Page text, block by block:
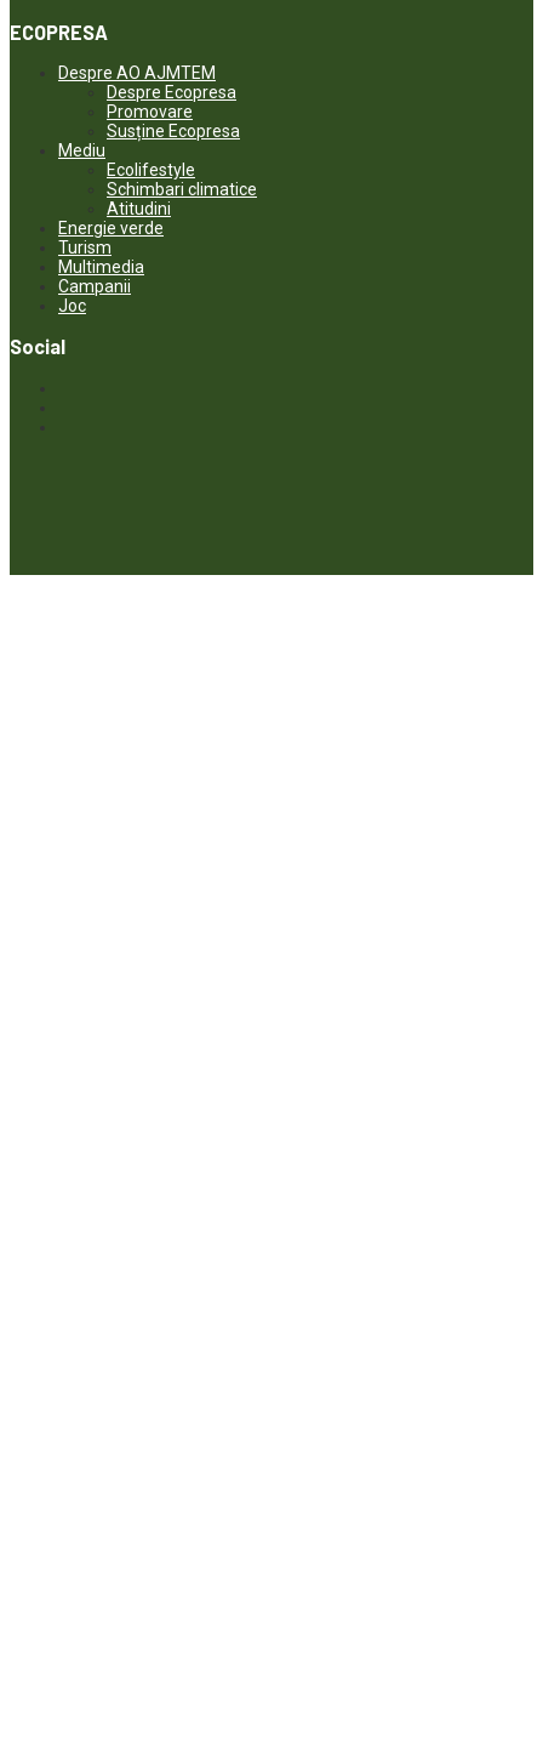
ECOPRESA
Despre AO AJMTEM
Despre Ecopresa
Promovare
Susține Ecopresa
Mediu
Ecolifestyle
Schimbari climatice
Atitudini
Energie verde
Turism
Multimedia
Campanii
Joc
Social